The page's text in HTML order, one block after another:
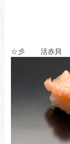
☆彡 活赤貝 一